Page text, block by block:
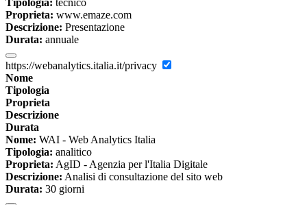
Tipologia: tecnico
Proprieta: www.emaze.com
Descrizione: Presentazione
Durata: annuale
https://webanalytics.italia.it/privacy
Nome
Tipologia
Proprieta
Descrizione
Durata
Nome: WAI - Web Analytics Italia
Tipologia: analitico
Proprieta: AgID - Agenzia per l'Italia Digitale
Descrizione: Analisi di consultazione del sito web
Durata: 30 giorni